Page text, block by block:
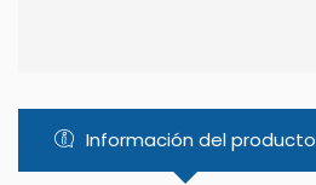
Información del producto